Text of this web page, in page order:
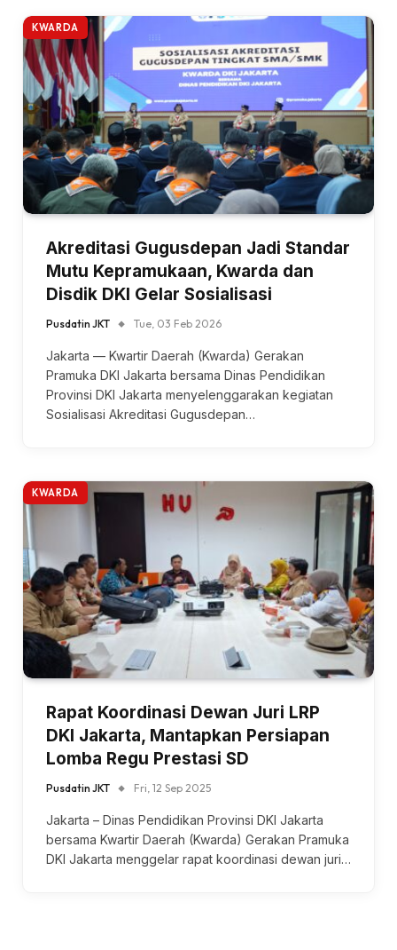
KWARDA
Akreditasi Gugusdepan Jadi Standar
Mutu Kepramukaan, Kwarda dan
Disdik DKI Gelar Sosialisasi
Pusdatin JKT Tue, 03 Feb 2026
Jakarta — Kwartir Daerah (Kwarda) Gerakan
Pramuka DKI Jakarta bersama Dinas Pendidikan
Provinsi DKI Jakarta menyelenggarakan kegiatan
Sosialisasi Akreditasi Gugusdepan…
KWARDA
Rapat Koordinasi Dewan Juri LRP
DKI Jakarta, Mantapkan Persiapan
Lomba Regu Prestasi SD
Pusdatin JKT Fri, 12 Sep 2025
Jakarta – Dinas Pendidikan Provinsi DKI Jakarta
bersama Kwartir Daerah (Kwarda) Gerakan Pramuka
DKI Jakarta menggelar rapat koordinasi dewan juri…